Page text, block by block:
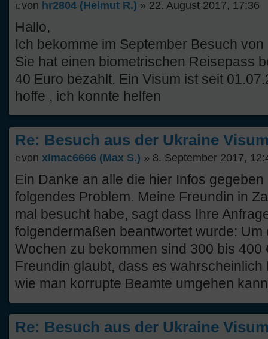
von hr2804 (Helmut R.) » 22. August 2017, 17:36
Hallo,
Ich bekomme im September Besuch
Sie hat einen biometrischen Reisepass
40 Euro bezahlt. Ein Visum ist seit
hoffe , ich konnte helfen
Re: Besuch aus der Ukraine
von xlmac6666 (Max S.) » 8. September 2017,
Ein Danke an alle die hier Infos
folgendes Problem. Meine Freundin in
mal besucht habe, sagt dass Ihre
folgendermaßen beantwortet wurde:
Wochen zu bekommen sind 300 bis 400
Freundin glaubt, dass es
wie man korrupte Beamte umgehen
Re: Besuch aus der Ukraine